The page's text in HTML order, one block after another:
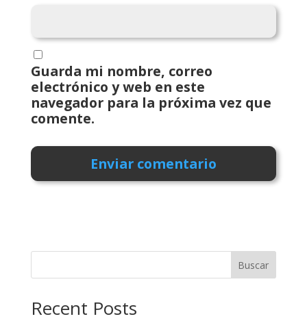
Guarda mi nombre, correo
electrónico y web en este
navegador para la próxima vez que
comente.
Buscar
Recent Posts